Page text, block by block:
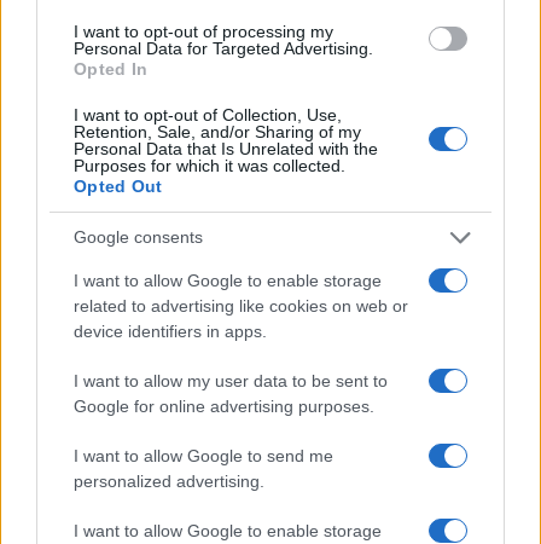
I want to opt-out of processing my
Personal Data for Targeted Advertising.
Opted In
I want to opt-out of Collection, Use,
Retention, Sale, and/or Sharing of my
Personal Data that Is Unrelated with the
Purposes for which it was collected.
Opted Out
Google consents
I want to allow Google to enable storage
related to advertising like cookies on web or
device identifiers in apps.
I want to allow my user data to be sent to
Google for online advertising purposes.
I want to allow Google to send me
personalized advertising.
I want to allow Google to enable storage
interviene: “Amo De Andrè che democrazia è?”
Porto Taverna, strage di pesci nello stagno:
scattano le prime bonifiche
Olbia, stretta sulla sicurezza per il Red Valley
2026: tutti i divieti
Santa Teresa Gallura, nuove regole per la
raccolta differenziata
Robbie Williams incanta il gala del Big Art
Festival al Romazzino